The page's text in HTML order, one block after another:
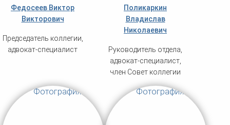
Федосеев Виктор
Викторович
Председатель коллегии,
адвокат-специалист
Поликаркин
Владислав
Николаевич
Руководитель отдела,
адвокат-специалист,
член Совет коллегии